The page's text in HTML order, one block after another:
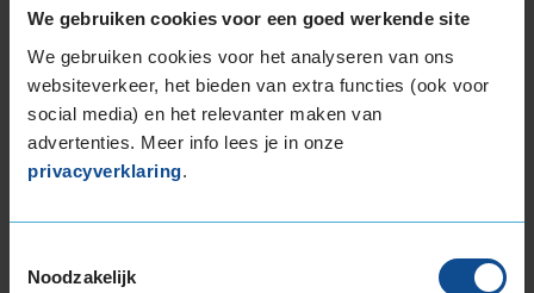
We gebruiken cookies voor een goed werkende site
We gebruiken cookies voor het analyseren van ons
websiteverkeer, het bieden van extra functies (ook voor
social media) en het relevanter maken van
advertenties. Meer info lees je in onze
privacyverklaring.
Noodzakelijk
Band 215/65R16 106T
Type rijderBehoudend
Auto CITROEN Jumpy 2.0 BlueHDi 120 VAN 4-cil. D
122pk
Kilometer per jaar
9,0